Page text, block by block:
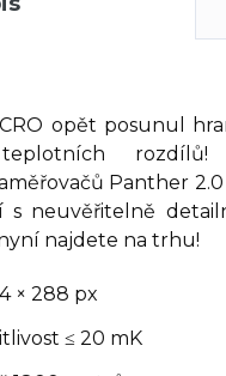
opět posunul
Panther
s neuvěřitelně
najdete na trhu!
× 288 px
≤ 20 mK